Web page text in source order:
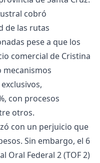
cobró
de las rutas
pese a que los
comercial de Cristina
con procesos
otros.
con un perjuicio que
Sin embargo, el 6
Oral Federal 2 (TOF 2)